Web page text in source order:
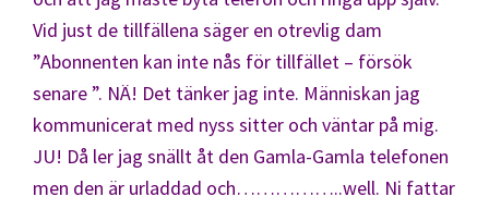
Vid just de tillfällena säger en otrevlig dam
”Abonnenten kan inte nås för tillfället – försök
senare ”. NÄ! Det tänker jag inte. Människan jag
kommunicerat med nyss sitter och väntar på mig.
JU! Då ler jag snällt åt den Gamla-Gamla telefonen
men den är urladdad och……………..well. Ni fattar